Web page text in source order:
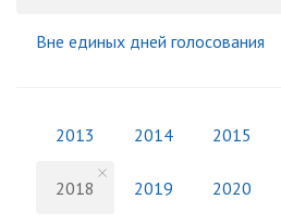
Вне единых дней голосования
2013 2014 2015
2018 2019 2020